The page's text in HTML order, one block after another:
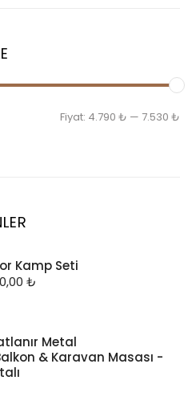
Fiyat: 4.790 ₺ — 7.530 ₺
Kamp Seti
₺
Metal
& Karavan Masası -